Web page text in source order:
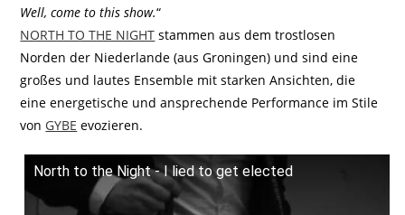
Well, come to this show.“
NORTH TO THE NIGHT stammen aus dem trostlosen
Norden der Niederlande (aus Groningen) und sind eine
großes und lautes Ensemble mit starken Ansichten, die
eine energetische und ansprechende Performance im Stile
von GYBE evozieren.
North to the Night - I lied to get elected